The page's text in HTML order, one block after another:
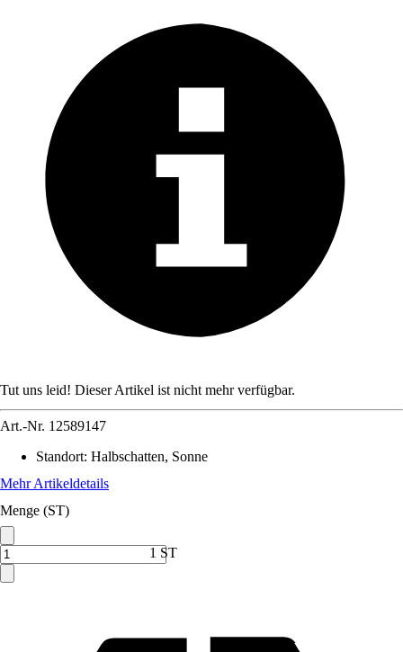
Tut uns leid! Dieser Artikel ist nicht mehr verfügbar.
Art.-Nr. 12589147
Standort: Halbschatten, Sonne
Mehr Artikeldetails
Menge (ST)
1 ST